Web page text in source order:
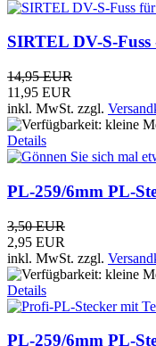
SIRTEL DV-S-
14,95 EUR
11,95 EUR
inkl. MwSt. zzgl.
Details
PL-259/6mm PL-
3,50 EUR
2,95 EUR
inkl. MwSt. zzgl.
Details
PL-259/6mm PL-